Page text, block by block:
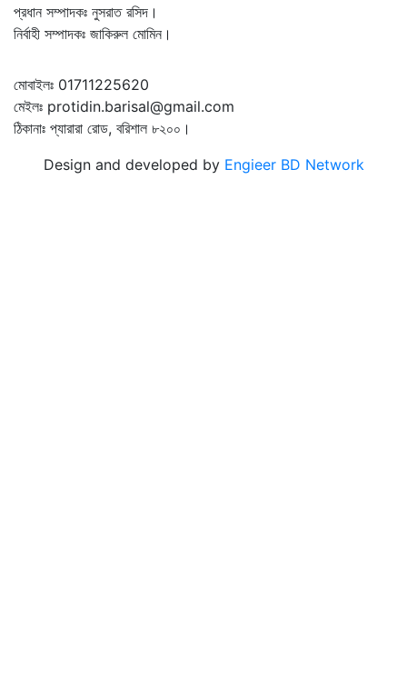
প্রধান সম্পাদকঃ নুসরাত রসিদ।
নির্বাহী সম্পাদকঃ জাকিরুল মোমিন।
মোবাইলঃ 01711225620
মেইলঃ protidin.barisal@gmail.com
ঠিকানাঃ প্যারারা রোড, বরিশাল ৮২০০।
Design and developed by Engieer BD Network